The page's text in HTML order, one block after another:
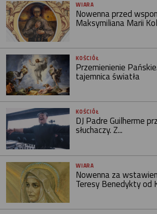
WIARA
Nowenna przed
Maksymiliana Marii
KOŚCIÓŁ
Przemienienie
tajemnica światła
KOŚCIÓŁ
DJ Padre Guilherme
słuchaczy. Z...
WIARA
Nowenna za
Teresy Benedykty od